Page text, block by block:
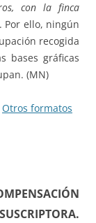
con la finca
. Por ello, ningún
recogida
bases gráficas
(MN)
Otros formatos